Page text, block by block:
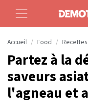
Accueil Food Recettes
Partez à la
saveurs
l'agneau et